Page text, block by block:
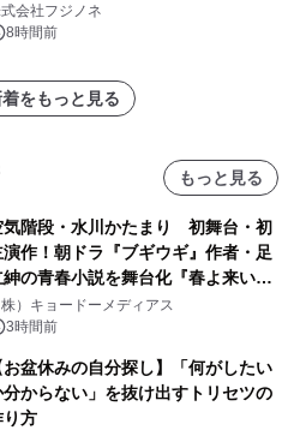
会社フジノネ
8時間前
をもっと見る
もっと見る
気階段・水川かたまり 初舞台・初
演作！朝ドラ『ブギウギ』作者・足
紳の青春小説を舞台化『春よ来い、
ジで来い』キービジュアル解禁！
株）キョードーメディアス
3時間前
お盆休みの自分探し】「何がしたい
分からない」を抜け出すトリセツの
り方